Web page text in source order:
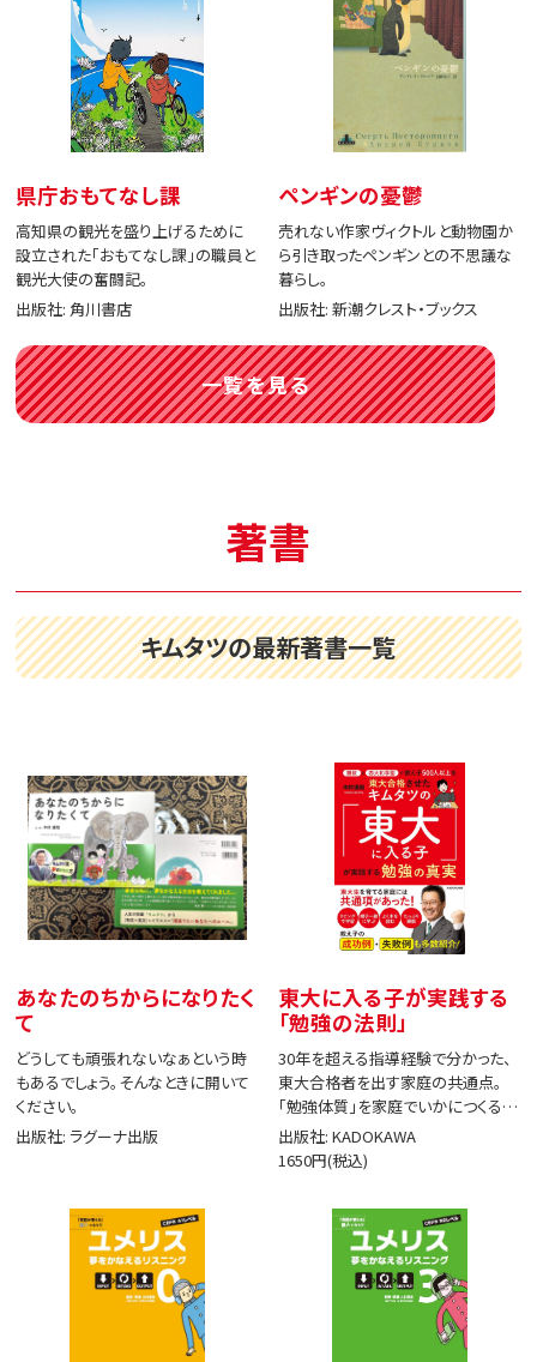
県庁おもてなし課
高知県の観光を盛り上げるために
設立された「おもてなし課」の職員と
観光大使の奮闘記。
出版社: 角川書店
ペンギンの憂鬱
売れない作家ヴィクトルと動物園か
ら引き取ったペンギンとの不思議な
暮らし。
出版社: 新潮クレスト・ブックス
一覧を見る
著書
キムタツの最新著書一覧
あなたのちからになりたく
て
どうしても頑張れないなぁという時
もあるでしょう。そんなときに開いて
ください。
出版社: ラグーナ出版
東大に入る子が実践する
「勉強の法則」
30年を超える指導経験で分かった、
東大合格者を出す家庭の共通点。
「勉強体質」を家庭でいかにつくる
か。
出版社: KADOKAWA
1650円(税込)